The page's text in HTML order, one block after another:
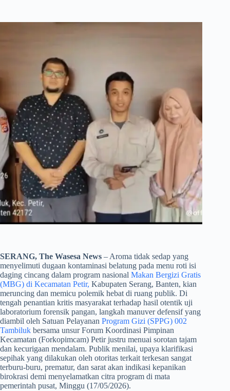
SERANG, The Wasesa News – Aroma tidak sedap yang
menyelimuti dugaan kontaminasi belatung pada menu roti isi
daging cincang dalam program nasional Makan Bergizi Gratis
(MBG) di Kecamatan Petir, Kabupaten Serang, Banten, kian
meruncing dan memicu polemik hebat di ruang publik. Di
tengah penantian kritis masyarakat terhadap hasil otentik uji
laboratorium forensik pangan, langkah manuver defensif yang
diambil oleh Satuan Pelayanan Program Gizi (SPPG) 002
Tambiluk bersama unsur Forum Koordinasi Pimpinan
Kecamatan (Forkopimcam) Petir justru menuai sorotan tajam
dan kecurigaan mendalam. Publik menilai, upaya klarifikasi
sepihak yang dilakukan oleh otoritas terkait terkesan sangat
terburu-buru, prematur, dan sarat akan indikasi kepanikan
birokrasi demi menyelamatkan citra program di mata
pemerintah pusat, Minggu (17/05/2026).